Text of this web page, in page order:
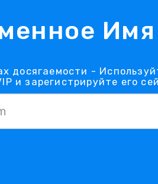
Имя
досягаемости -
и зарегистрируйте его